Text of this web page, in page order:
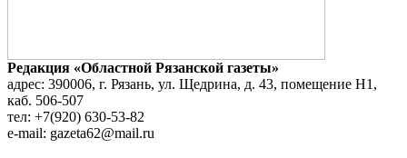
Редакция «Областной Рязанской газеты»
адрес: 390006, г. Рязань, ул. Щедрина, д. 43, помещение Н1,
каб. 506-507
тел: +7(920) 630-53-82
e-mail: gazeta62@mail.ru